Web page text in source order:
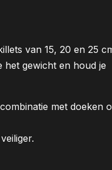
van 15, 20 en 25
gewicht en houd je
met doeken